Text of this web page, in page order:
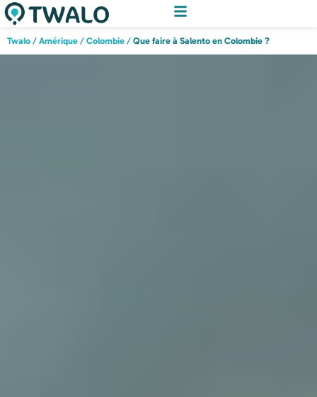
Twalo / Amérique / Colombie / Que faire à Salento en Colombie ?